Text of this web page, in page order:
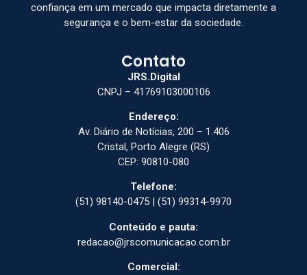
confiança em um mercado que impacta diretamente a
segurança e o bem-estar da sociedade.
Contato
JRS.Digital
CNPJ – 41769103000106
Endereço:
Av. Diário de Notícias, 200 – 1.406
Cristal, Porto Alegre (RS)
CEP: 90810-080
Telefone:
(51) 98140-0475 | (51) 99314-9970
Conteúdo e pauta:
redacao@jrscomunicacao.com.br
Comercial: